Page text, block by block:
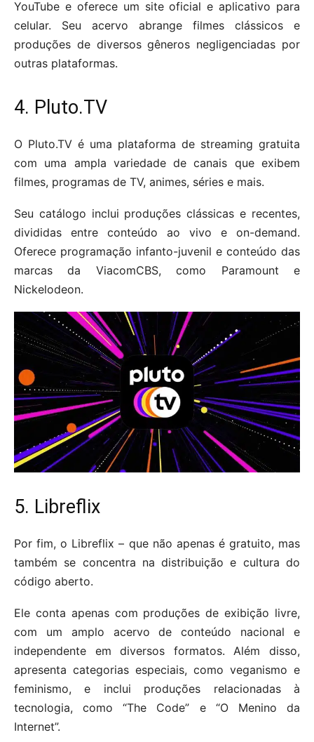
YouTube e oferece um site oficial e aplicativo para
celular. Seu acervo abrange filmes clássicos e
produções de diversos gêneros negligenciadas por
outras plataformas.
4. Pluto.TV
O Pluto.TV é uma plataforma de streaming gratuita
com uma ampla variedade de canais que exibem
filmes, programas de TV, animes, séries e mais.
Seu catálogo inclui produções clássicas e recentes,
divididas entre conteúdo ao vivo e on-demand.
Oferece programação infanto-juvenil e conteúdo das
marcas da ViacomCBS, como Paramount e
Nickelodeon.
5. Libreflix
Por fim, o Libreflix – que não apenas é gratuito, mas
também se concentra na distribuição e cultura do
código aberto.
Ele conta apenas com produções de exibição livre,
com um amplo acervo de conteúdo nacional e
independente em diversos formatos. Além disso,
apresenta categorias especiais, como veganismo e
feminismo, e inclui produções relacionadas à
tecnologia, como “The Code” e “O Menino da
Internet”.